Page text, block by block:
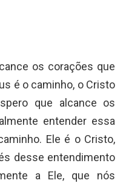
os corações que
é o caminho, o Cristo
que alcance os
entender essa
Ele é o Cristo,
desse entendimento
a Ele, que nós